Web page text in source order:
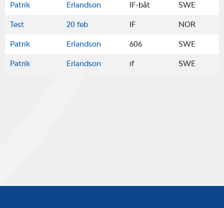
Patrik Erlandson IF-båt SWE
Test 20 feb IF NOR
Patrik Erlandson 606 SWE
Patrik Erlandson if SWE